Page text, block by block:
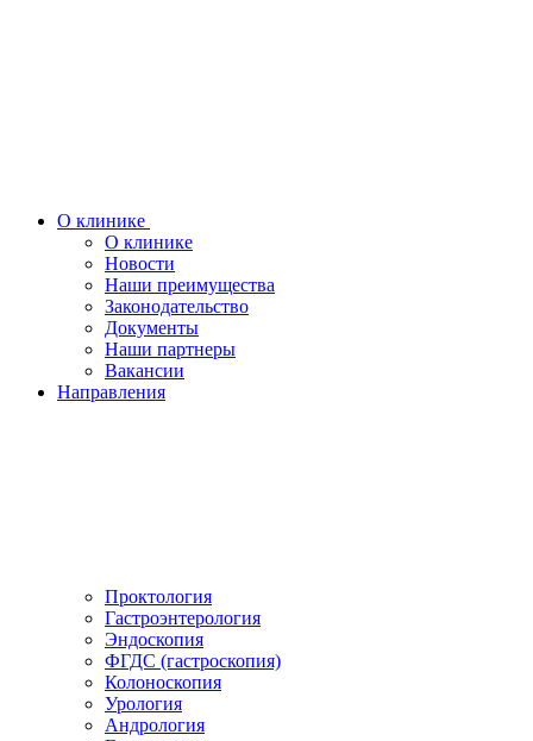
О клинике
О клинике
Новости
Наши преимущества
Законодательство
Документы
Наши партнеры
Вакансии
Направления
Проктология
Гастроэнтерология
Эндоскопия
ФГДС (гастроскопия)
Колоноскопия
Урология
Андрология